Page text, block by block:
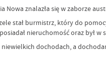
znalazła się w zaborze
stał burmistrz, który do
nieruchomość oraz był
niewielkich dochodach, a